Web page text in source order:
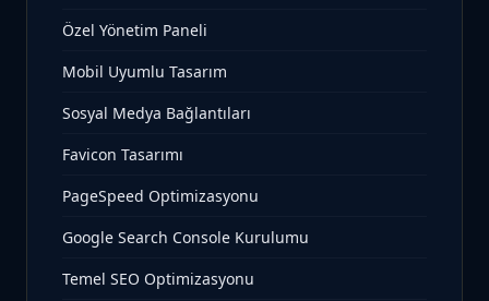
Özel Yönetim Paneli
Mobil Uyumlu Tasarım
Sosyal Medya Bağlantıları
Favicon Tasarımı
PageSpeed Optimizasyonu
Google Search Console Kurulumu
Temel SEO Optimizasyonu